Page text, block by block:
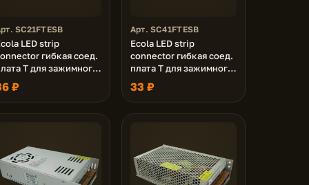
SC21FTESB
LED strip
гибкая соед.
T для зажимного
2-х конт. 10
уп. 5 шт.
₽
Арт. SC41FTESB
Ecola LED strip
connector гибкая соед.
плата T для зажимного
разъема 4-х конт. 10
mm уп. 5 шт.
33 ₽